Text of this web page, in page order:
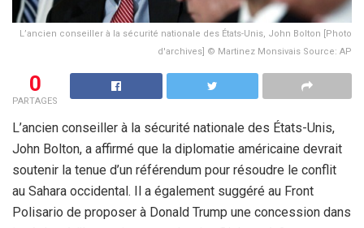
L’ancien conseiller à la sécurité nationale des États-Unis, John Bolton [Photo
d'archives] © Martinez Monsivais Source: AP
0
PARTAGES
L’ancien conseiller à la sécurité nationale des États-Unis,
John Bolton, a affirmé que la diplomatie américaine devrait
soutenir la tenue d’un référendum pour résoudre le conflit
au Sahara occidental. Il a également suggéré au Front
Polisario de proposer à Donald Trump une concession dans